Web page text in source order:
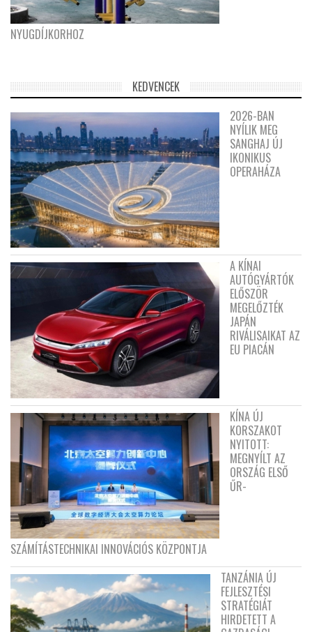
NYUGDÍJKORHOZ
KEDVENCEK
2026-BAN
NYÍLIK MEG
SANGHAJ ÚJ
IKONIKUS
OPERAHÁZA
A KÍNAI
AUTÓGYÁRTÓK
ELŐSZÖR
MEGELŐZTÉK
JAPÁN
RIVÁLISAIKAT AZ
EU PIACÁN
KÍNA ÚJ
KORSZAKOT
NYITOTT:
MEGNYÍLT AZ
ORSZÁG ELSŐ
ŰR-
SZÁMÍTÁSTECHNIKAI INNOVÁCIÓS KÖZPONTJA
TANZÁNIA ÚJ
FEJLESZTÉSI
STRATÉGIÁT
HIRDETETT A